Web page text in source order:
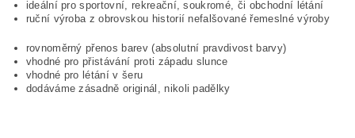
ideální pro sportovní, rekreační, soukromé, či obchodní létání
ruční výroba z obrovskou historií nefalšované řemeslné výroby
rovnoměrný přenos barev (absolutní pravdivost barvy)
vhodné pro přistávání proti západu slunce
vhodné pro létání v šeru
dodáváme zásadně originál, nikoli padělky